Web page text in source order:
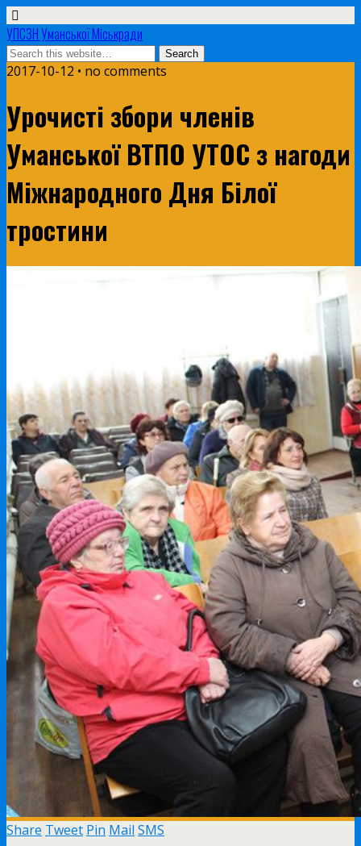
УПСЗН Уманської Міськради
2017-10-12 • no comments
Урочисті збори членів
Уманської ВТПО УТОС з нагоди
Міжнародного Дня Білої
тростини
Share Tweet Pin Mail SMS